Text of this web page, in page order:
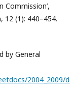
Commission’,
12 (1): 440–454.
by General
2004_2009/